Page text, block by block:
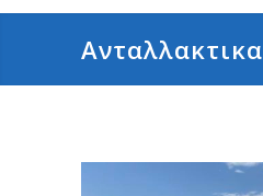
Ανταλλακτικα